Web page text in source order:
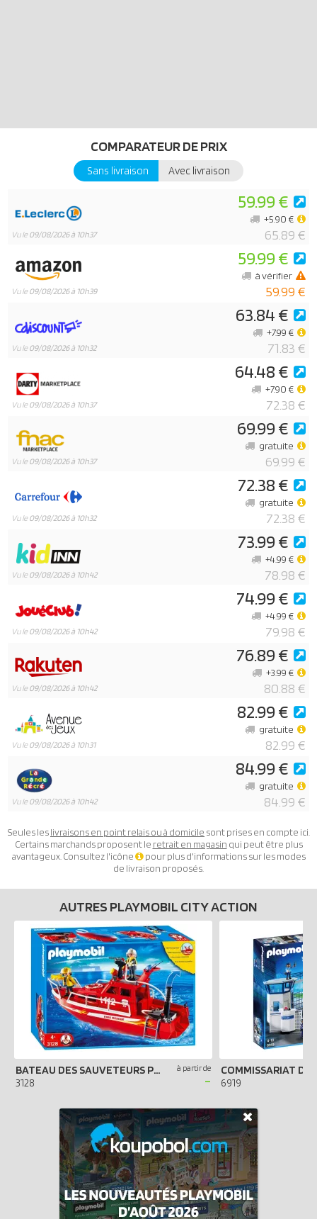
COMPARATEUR DE PRIX
Sans livraison Avec livraison
Vu le09/08/2026 à 10h37
59.99 €
65.89 €
+5.90 €
Vu le09/08/2026 à 10h39
59.99 €
59.99 €
à vérifier
Vu le09/08/2026 à 10h32
63.84 €
71.83 €
+7.99 €
Vu le09/08/2026 à 10h37
64.48 €
72.38 €
+7.90 €
Vu le09/08/2026 à 10h37
69.99 €
69.99 €
gratuite
Vu le09/08/2026 à 10h32
72.38 €
72.38 €
gratuite
Vu le09/08/2026 à 10h42
73.99 €
78.98 €
+4.99 €
Vu le09/08/2026 à 10h42
74.99 €
79.98 €
+4.99 €
Vu le09/08/2026 à 10h42
76.89 €
80.88 €
+3.99 €
Vu le09/08/2026 à 10h31
82.99 €
82.99 €
gratuite
Vu le09/08/2026 à 10h42
84.99 €
84.99 €
gratuite
Seules leslivraisons en point relais ou à domicile sont prises en compte ici.
Certains marchands proposent le retrait en magasin qui peut être plus
avantageux. Consultez l'icône
pour plus d'informations sur les modes
de livraison proposés.
AUTRES PLAYMOBIL CITY ACTION
BATEAU DES SAUVETEURS POMPIERS
3128
à partir de
- 6919